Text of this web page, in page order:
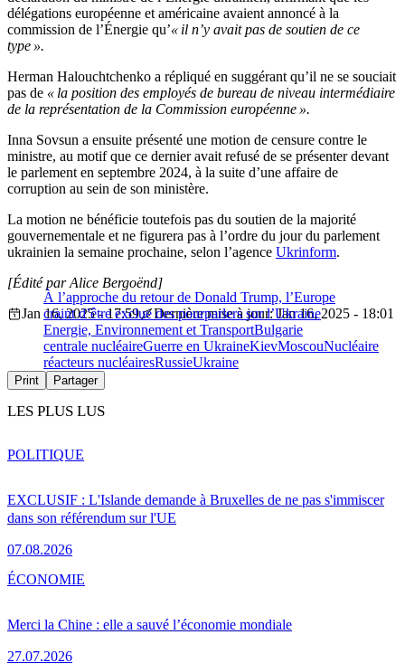
délégations européenne et américaine avaient annoncé à la
commission de l’Énergie qu’« il n’y avait pas de soutien de ce
type ».
Herman Halouchtchenko a répliqué en suggérant qu’il ne se souciait
pas de « la position des employés de bureau de niveau intermédiaire
de la représentation de la Commission européenne ».
Inna Sovsun a ensuite présenté une motion de censure contre le
ministre, au motif que ce dernier avait refusé de se présenter devant
le parlement en septembre 2024, à la suite d’une affaire de
corruption au sein de son ministère.
La motion ne bénéficie toutefois pas du soutien de la majorité
gouvernementale et ne figurera pas à l’ordre du jour du parlement
ukrainien la semaine prochaine, selon l’agence Ukrinform.
À l’approche du retour de Donald Trump, l’Europe
craint d’être exclue des pourparlers sur l’Ukraine
[Édité par Alice Bergoënd]
Jan 16, 2025 - 17:59
Dernière mise à jour: Jan 16, 2025 - 18:01
Energie, Environnement et TransportBulgarie
centrale nucléaireGuerre en UkraineKievMoscouNucléaire
réacteurs nucléairesRussieUkraine
Print Partager
LES PLUS LUS
EXCLUSIF : L'Islande demande à Bruxelles de ne pas s'immiscer
dans son référendum sur l'UE
07.08.2026
POLITIQUE
Merci la Chine : elle a sauvé l’économie mondiale
27.07.2026
ÉCONOMIE